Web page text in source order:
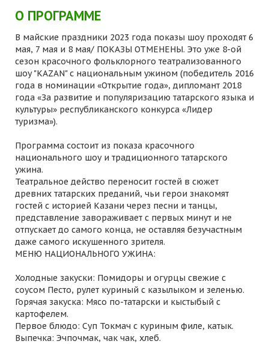
О ПРОГРАММЕ
В майские праздники 2023 года показы шоу проходят 6
мая, 7 мая и 8 мая/ ПОКАЗЫ ОТМЕНЕНЫ. Это уже 8-ой
сезон красочного фольклорного театрализованного
шоу "KAZAN" с национальным ужином (победитель 2016
года в номинации «Открытие года», дипломант 2018
года «За развитие и популяризацию татарского языка и
культуры» республиканского конкурса «Лидер
туризма»).
Программа состоит из показа красочного
национального шоу и традиционного татарского
ужина.
Театральное действо переносит гостей в сюжет
древних татарских преданий, чьи герои знакомят
гостей с историей Казани через песни и танцы,
представление завораживает с первых минут и не
отпускает до самого конца, не оставляя безучастным
даже самого искушенного зрителя.
МЕНЮ НАЦИОНАЛЬНОГО УЖИНА:
Холодные закуски: Помидоры и огурцы свежие с
соусом Песто, рулет куриный с казылыком и зеленью.
Горячая закуска: Мясо по-татарски и кыстыбый с
картофелем.
Первое блюдо: Суп Токмач с куриным филе, катык.
Выпечка: Эчпочмак, чак чак, хлеб.